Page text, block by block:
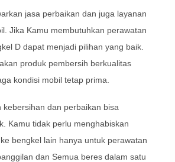
jasa perbaikan dan juga layanan
Jika Kamu membutuhkan perawatan
D dapat menjadi pilihan yang baik.
produk pembersih berkualitas
kondisi mobil tetap prima.
kebersihan dan perbaikan bisa
Kamu tidak perlu menghabiskan
bengkel lain hanya untuk perawatan
dan Semua beres dalam satu